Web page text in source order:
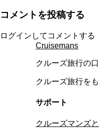
コメントを投稿する
ログインしてコメントする
Cruisemans
クルーズ旅行の
クルーズ旅行を
サポート
クルーズマンズ